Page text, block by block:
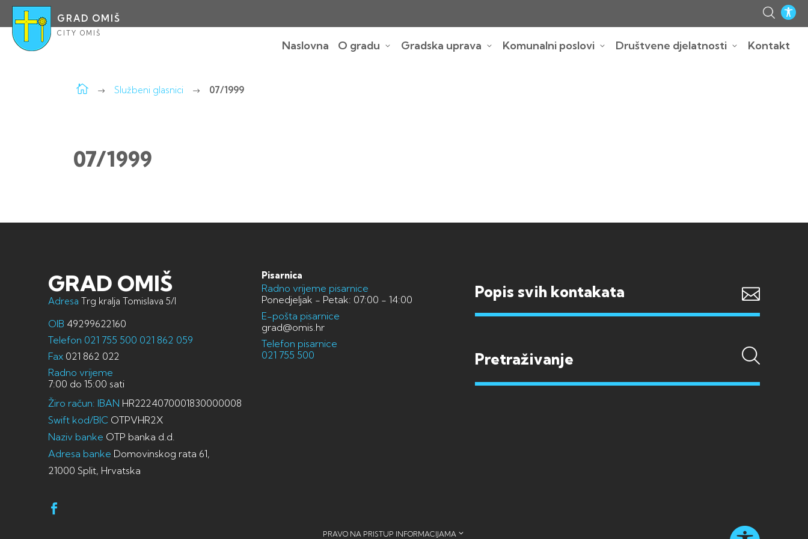
GRAD OMIŠ
CITY OMIŠ
Naslovna O gradu Gradska uprava Komunalni poslovi Društvene djelatnosti Kontakt
Službeni glasnici 07/1999
07/1999
GRAD OMIŠ
Adresa Trg kralja Tomislava 5/I
OIB 49299622160
Telefon 021 755 500 021 862 059
Fax 021 862 022
Radno vrijeme
7:00 do 15:00 sati
Žiro račun: IBAN HR2224070001830000008
Swift kod/BIC OTPVHR2X
Naziv banke OTP banka d.d.
Adresa banke Domovinskog rata 61,
21000 Split, Hrvatska
Pisarnica
Radno vrijeme pisarnice
Ponedjeljak - Petak: 07:00 - 14:00
E-pošta pisarnice
grad@omis.hr
Telefon pisarnice
021 755 500
Popis svih kontakata
PRAVO NA PRISTUP INFORMACIJAMA